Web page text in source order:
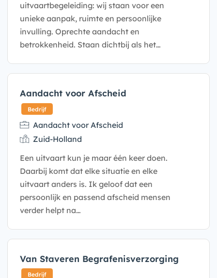
Bedrijf
uitvaartbegeleiding: wij staan voor een
unieke aanpak, ruimte en persoonlijke
invulling. Oprechte aandacht en
betrokkenheid. Staan dichtbij als het…
Aandacht voor Afscheid
Aandacht voor Afscheid
Zuid-Holland
Een uitvaart kun je maar één keer doen.
Daarbij komt dat elke situatie en elke
uitvaart anders is. Ik geloof dat een
persoonlijk en passend afscheid mensen
verder helpt na…
Van Staveren Begrafenisverzorging